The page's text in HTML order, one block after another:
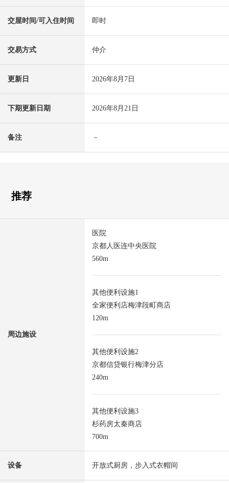
交屋时间/可入住时间 即时
交易方式 仲介
更新日 2026年8月7日
下期更新日期 2026年8月21日
备注 －
推荐
周边施设
医院
京都人医连中央医院
560m
其他便利设施1
全家便利店梅津段町商店
120m
其他便利设施2
京都信贷银行梅津分店
240m
其他便利设施3
杉药房太秦商店
700m
设备 开放式厨房，步入式衣帽间